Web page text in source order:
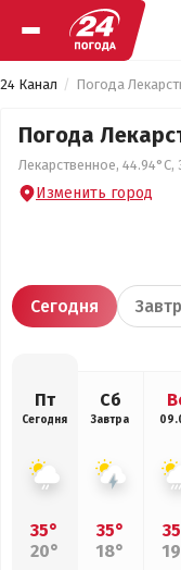
24 Канал Погода
Погода
Лекарственное, 44.94°С,
Изменить город
Сегодня
Пт
Сегодня
35°
20°
Сб
Завтра
35°
18°